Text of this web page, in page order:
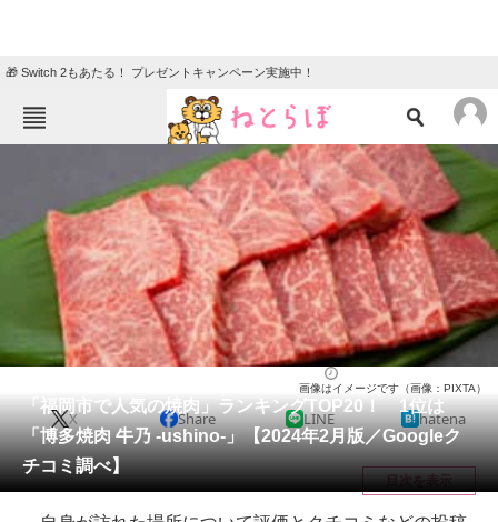
🎁 Switch 2もあたる！ プレゼントキャンペーン実施中！
ニュース
エンタメ クイズ
グルメ 地域
教育・育児
動物 リサーチ
会員記事
メディア
注目記事を集めた総合ページ
「福岡市で人気の焼肉」ランキングTOP20！ 1位は
「博多焼肉 牛乃 -ushino-」【2024年2月版／Googleク
チコミ調べ】
画像はイメージです（画像：PIXTA）
X Share LINE hatena
目次を表示